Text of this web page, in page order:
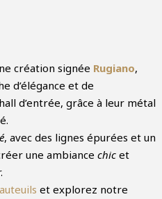
création signée Rugiano,
d’élégance et de
d’entrée, grâce à leur métal
, avec des lignes épurées et un
une ambiance chic et
et explorez notre